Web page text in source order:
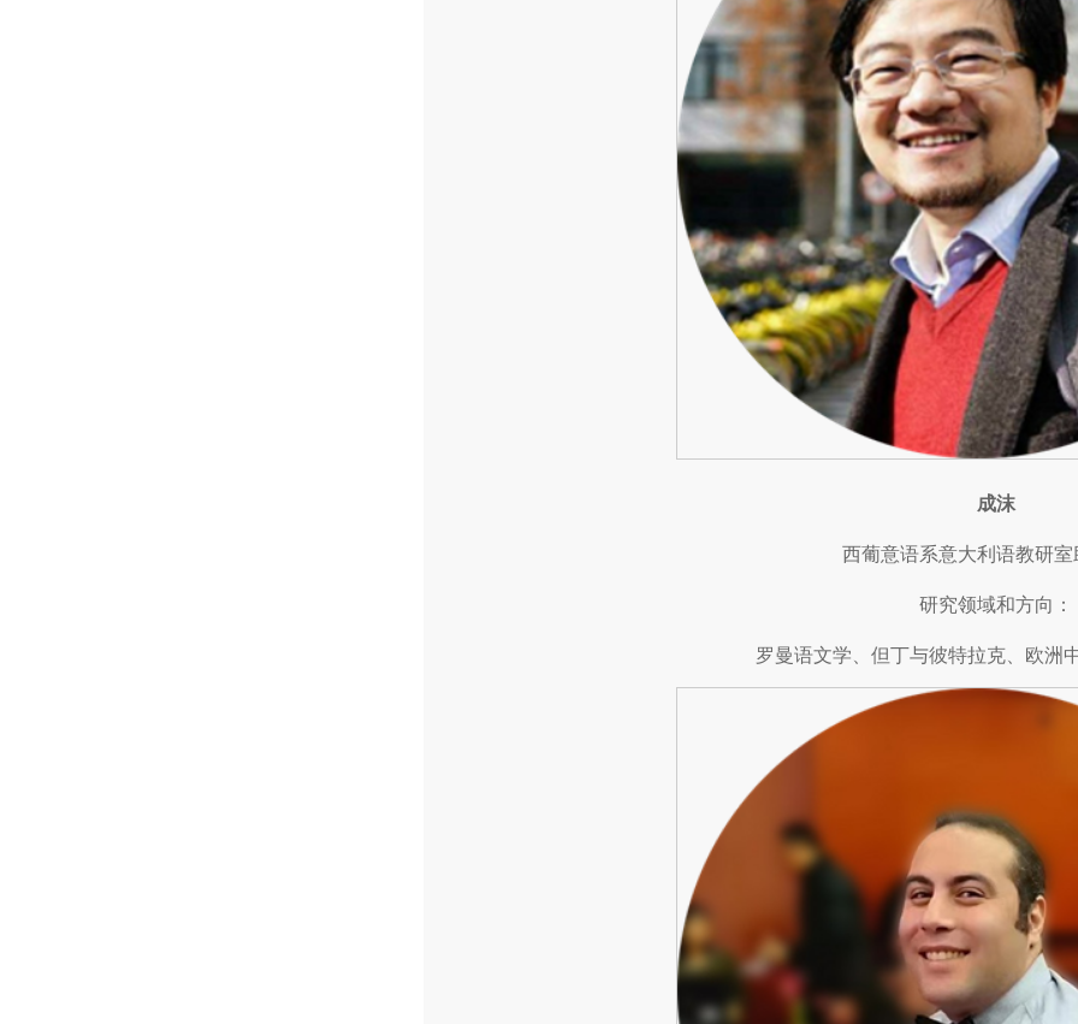
成沫
西葡意语系意大利语教研室
研究领域和方向：
罗曼语文学、但丁与彼特拉克、欧洲